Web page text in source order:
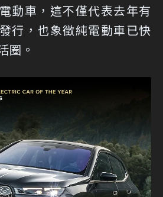
動車，這不僅代表去年有
行，也象徵純電動車已快
圈。